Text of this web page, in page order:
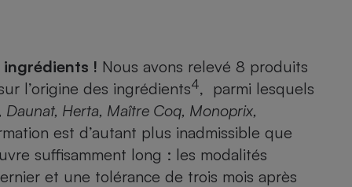
ingrédients ! Nous avons relevé 8 produits
l’origine des ingrédients4, parmi lesquels
Daunat, Herta, Maître Coq, Monoprix,
est d’autant plus inadmissible que
suffisamment long : les modalités
et une tolérance de trois mois après
Four encastrable
numérique
Lessive